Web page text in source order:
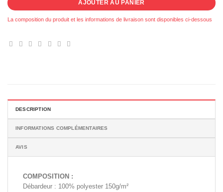
AJOUTER AU PANIER
La composition du produit et les informations de livraison sont disponibles ci-dessous
DESCRIPTION
INFORMATIONS COMPLÉMENTAIRES
AVIS
COMPOSITION :
Débardeur : 100% polyester 150g/m²